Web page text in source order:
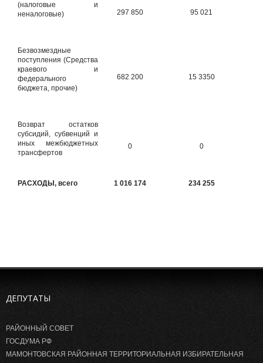
(налоговые и
неналоговые)
297 850 95 021
Безвозмездные
поступления (Средства
краевого и
федерального
бюджета, прочие)
682 200 15 3350
Возврат остатков
субсидий, субвенций и
иных межбюджетных
трансфертов
0 0
РАСХОДЫ, всего 1 016 174 234 255
ДЕПУТАТЫ
РАЙОННЫЙ СОВЕТ
ГОСДУМА РФ
МАМОНТОВСКАЯ РАЙОННАЯ ТЕРРИТОРИАЛЬНАЯ ИЗБИРАТЕЛЬНАЯ